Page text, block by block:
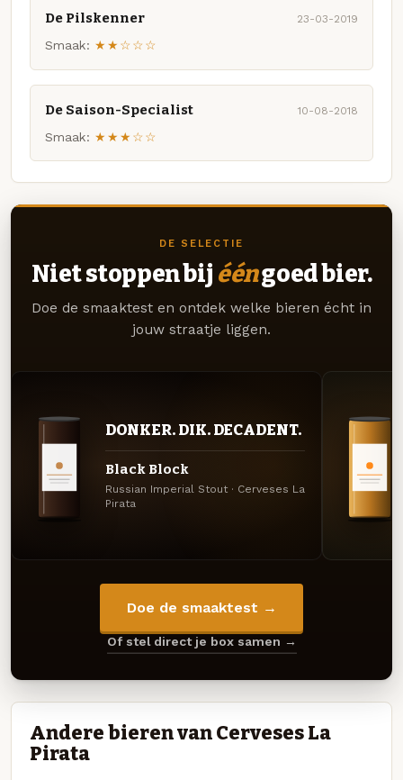
De Pilskenner 23-03-2019
Smaak: ★★☆☆☆
De Saison-Specialist 10-08-2018
Smaak: ★★★☆☆
DE SELECTIE
Niet stoppen bij ééngoed bier.
Doe de smaaktest en ontdek welke bieren écht in
jouw straatje liggen.
DONKER. DIK. DECADENT.
Black Block
Russian Imperial Stout · Cerveses La
Pirata
Doe de smaaktest →
Of stel direct je box samen →
Andere bieren van Cerveses La
Pirata